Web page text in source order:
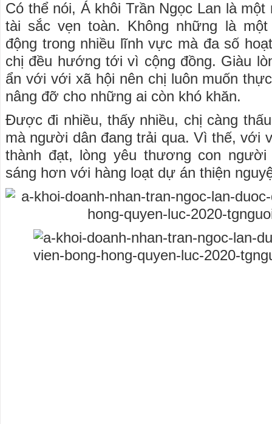
Có thể nói, Á khôi Trần Ngọc Lan là
tài sắc vẹn toàn. Không những là
động trong nhiều lĩnh vực mà đa số
chị đều hướng tới vì cộng đồng. Giàu
ẩn với với xã hội nên chị luôn muốn
nâng đỡ cho những ai còn khó khăn.
Được đi nhiều, thấy nhiều, chị càng
mà người dân đang trải qua. Vì thế, với
thành đạt, lòng yêu thương con
sáng hơn với hàng loạt dự án thiện